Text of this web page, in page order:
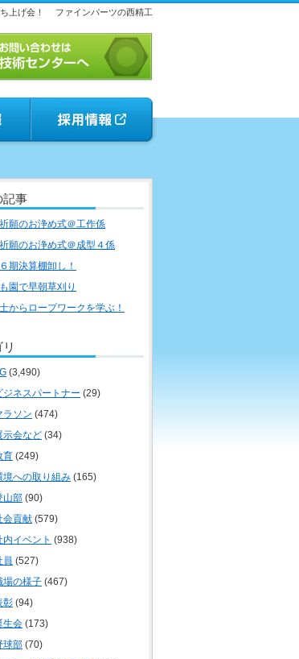
上げ会！ ファインパーツの西精工
記事
願のお浄め式＠工作係
願のお浄め式＠成型４係
期決算棚卸し！
園で早朝草刈り
からロープワークを学ぶ！
(3,490)
ジネスパートナー (29)
ラソン (474)
示会など (34)
育 (249)
境への取り組み (165)
山部 (90)
会貢献 (579)
内イベント (938)
員 (527)
場の様子 (467)
彰 (94)
生会 (173)
球部 (70)